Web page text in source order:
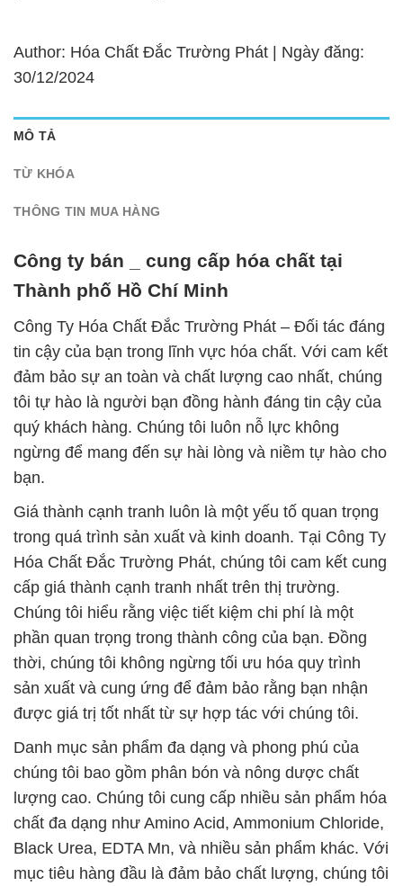
Author: Hóa Chất Đắc Trường Phát | Ngày đăng:
30/12/2024
MÔ TẢ
TỪ KHÓA
THÔNG TIN MUA HÀNG
Công ty bán _ cung cấp hóa chất tại
Thành phố Hồ Chí Minh
Công Ty Hóa Chất Đắc Trường Phát – Đối tác đáng
tin cậy của bạn trong lĩnh vực hóa chất. Với cam kết
đảm bảo sự an toàn và chất lượng cao nhất, chúng
tôi tự hào là người bạn đồng hành đáng tin cậy của
quý khách hàng. Chúng tôi luôn nỗ lực không
ngừng để mang đến sự hài lòng và niềm tự hào cho
bạn.
Giá thành cạnh tranh luôn là một yếu tố quan trọng
trong quá trình sản xuất và kinh doanh. Tại Công Ty
Hóa Chất Đắc Trường Phát, chúng tôi cam kết cung
cấp giá thành cạnh tranh nhất trên thị trường.
Chúng tôi hiểu rằng việc tiết kiệm chi phí là một
phần quan trọng trong thành công của bạn. Đồng
thời, chúng tôi không ngừng tối ưu hóa quy trình
sản xuất và cung ứng để đảm bảo rằng bạn nhận
được giá trị tốt nhất từ sự hợp tác với chúng tôi.
Danh mục sản phẩm đa dạng và phong phú của
chúng tôi bao gồm phân bón và nông dược chất
lượng cao. Chúng tôi cung cấp nhiều sản phẩm hóa
chất đa dạng như Amino Acid, Ammonium Chloride,
Black Urea, EDTA Mn, và nhiều sản phẩm khác. Với
mục tiêu hàng đầu là đảm bảo chất lượng, chúng tôi